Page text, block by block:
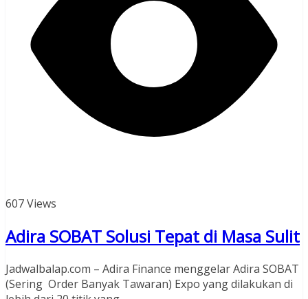
607 Views
Adira SOBAT Solusi Tepat di Masa Sulit
Jadwalbalap.com – Adira Finance menggelar Adira SOBAT
(Sering Order Banyak Tawaran) Expo yang dilakukan di